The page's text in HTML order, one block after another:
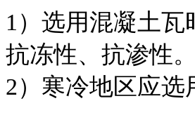
1）选用混凝土
抗冻性、抗渗性。
2）寒冷地区应